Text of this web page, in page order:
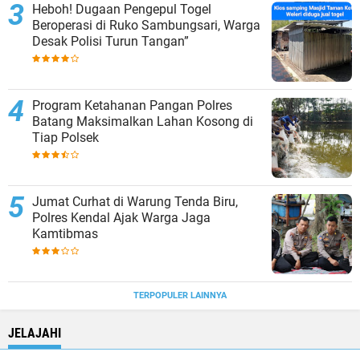
Heboh! Dugaan Pengepul Togel
Beroperasi di Ruko Sambungsari, Warga
Desak Polisi Turun Tangan”
Program Ketahanan Pangan Polres
Batang Maksimalkan Lahan Kosong di
Tiap Polsek
Jumat Curhat di Warung Tenda Biru,
Polres Kendal Ajak Warga Jaga
Kamtibmas
TERPOPULER LAINNYA
JELAJAHI